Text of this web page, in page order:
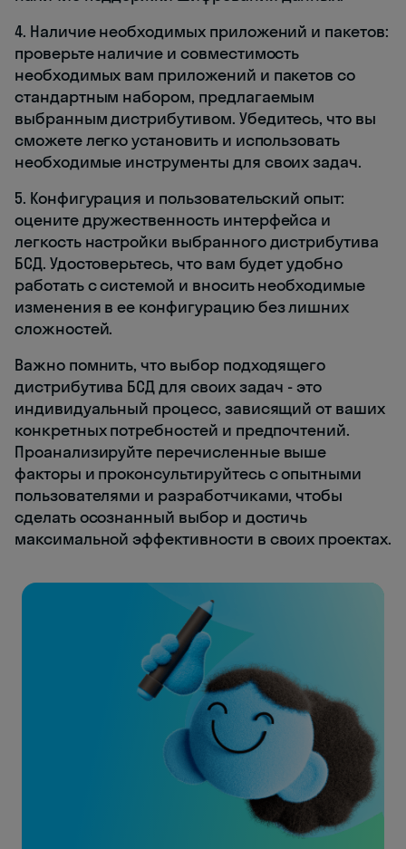
4. Наличие необходимых приложений и пакетов:
проверьте наличие и совместимость
необходимых вам приложений и пакетов со
стандартным набором, предлагаемым
выбранным дистрибутивом. Убедитесь, что вы
сможете легко установить и использовать
необходимые инструменты для своих задач.
5. Конфигурация и пользовательский опыт:
оцените дружественность интерфейса и
легкость настройки выбранного дистрибутива
БСД. Удостоверьтесь, что вам будет удобно
работать с системой и вносить необходимые
изменения в ее конфигурацию без лишних
сложностей.
Важно помнить, что выбор подходящего
дистрибутива БСД для своих задач - это
индивидуальный процесс, зависящий от ваших
конкретных потребностей и предпочтений.
Проанализируйте перечисленные выше
факторы и проконсультируйтесь с опытными
пользователями и разработчиками, чтобы
сделать осознанный выбор и достичь
максимальной эффективности в своих проектах.